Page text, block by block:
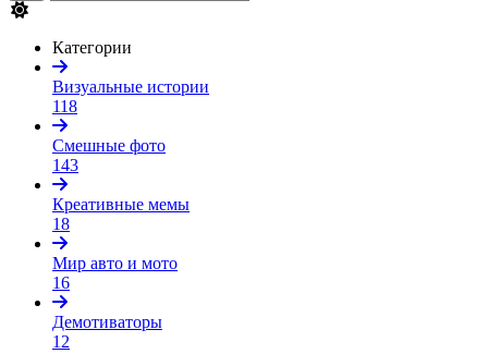
Категории
Визуальные истории
118
Смешные фото
143
Креативные мемы
18
Мир авто и мото
16
Демотиваторы
12